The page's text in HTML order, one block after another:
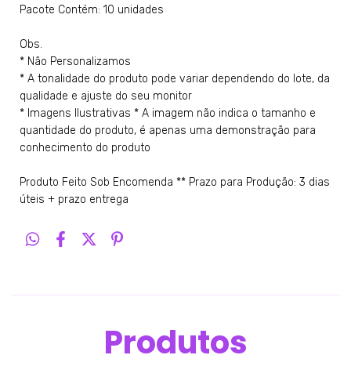
Pacote Contém: 10 unidades
Obs.
* Não Personalizamos
* A tonalidade do produto pode variar dependendo do lote, da
qualidade e ajuste do seu monitor
* Imagens Ilustrativas * A imagem não indica o tamanho e
quantidade do produto, é apenas uma demonstração para
conhecimento do produto
Produto Feito Sob Encomenda ** Prazo para Produção: 3 dias
úteis + prazo entrega
Produtos